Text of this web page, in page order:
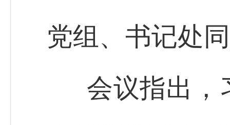
党组、书记处
会议指出，